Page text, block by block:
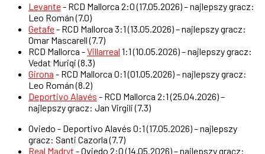
Levante- RCD Mallorca 2:0 (17.05.2026) – najlepszy gracz:
Leo Román (7.0)
Getafe- RCD Mallorca 3:1 (13.05.2026) – najlepszy gracz:
Omar Mascarell (7.7)
RCD Mallorca -Villarreal 1:1 (10.05.2026) – najlepszy gracz:
Vedat Muriqi (8.3)
Girona - RCD Mallorca 0:1 (01.05.2026) – najlepszy gracz:
Leo Román (8.2)
Deportivo Alavés - RCD Mallorca 2:1 (25.04.2026) –
najlepszy gracz: Jan Virgili (7.3)
Oviedo - Deportivo Alavés 0:1 (17.05.2026) – najlepszy
gracz: Santi Cazorla (7.7)
Real Madryt - Oviedo 2:0 (14.05.2026) – najlepszy gracz: